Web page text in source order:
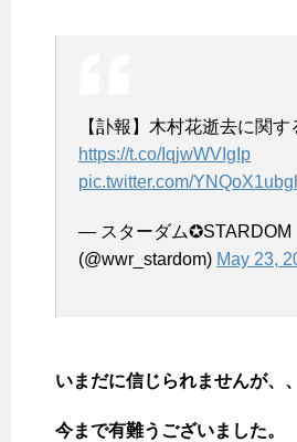
【訃報】木村花逝去に関
https://t.co/IqjwWVIgIp
pic.twitter.com/
— スターダム✪STARDOM
(@wwr_stardom) May 23,
いまだに信じられませんが、、
今まで有難うございました。